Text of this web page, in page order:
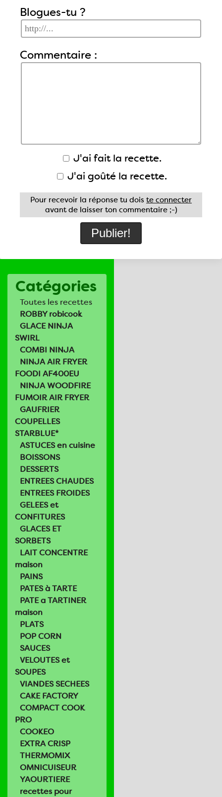
Catégories
Toutes les recettes
ROBBY robicook
GLACE NINJA
SWIRL
COMBI NINJA
NINJA AIR FRYER
FOODI AF400EU
NINJA WOODFIRE
FUMOIR AIR FRYER
GAUFRIER
COUPELLES
STARBLUE*
ASTUCES en cuisine
BOISSONS
DESSERTS
ENTREES CHAUDES
ENTREES FROIDES
GELEES et
CONFITURES
GLACES ET
SORBETS
LAIT CONCENTRE
maison
PAINS
PATES à TARTE
PATE a TARTINER
maison
PLATS
POP CORN
SAUCES
VELOUTES et
SOUPES
VIANDES SECHEES
CAKE FACTORY
COMPACT COOK
PRO
COOKEO
EXTRA CRISP
THERMOMIX
OMNICUISEUR
YAOURTIERE
recettes pour
Blogues-tu ?
Commentaire :
J'ai fait la recette.
J'ai goûté la recette.
Pour recevoir la réponse tu dois te connecter
avant de laisser ton commentaire ;-)